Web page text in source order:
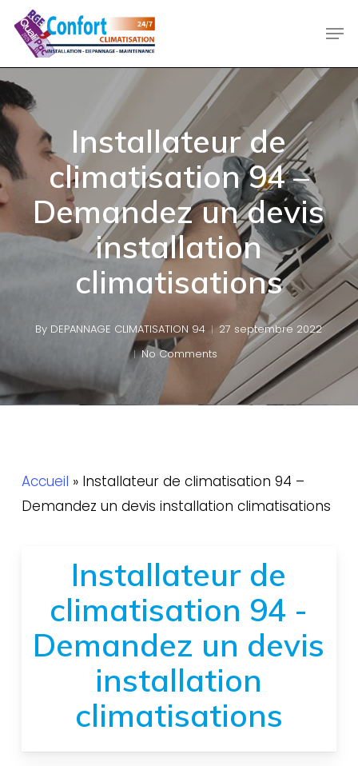
Skip
main
content
Installateur de
climatisation 94 –
Demandez un devis
installation
climatisations
By DEPANNAGE CLIMATISATION 94
27 septembre 2022
No Comments
Accueil » Installateur de climatisation 94 –
Demandez un devis installation climatisations
Installateur de
climatisation 94 -
Demandez un devis
installation
climatisations